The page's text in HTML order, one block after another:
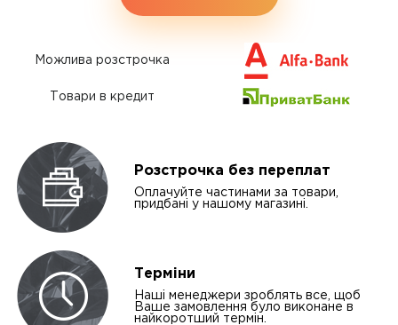
Можлива розстрочка
Товари в кредит
Розстрочка без переплат
Оплачуйте частинами за товари,
придбані у нашому магазині.
Терміни
Наші менеджери зроблять все, щоб
Ваше замовлення було виконане в
найкоротший термін.